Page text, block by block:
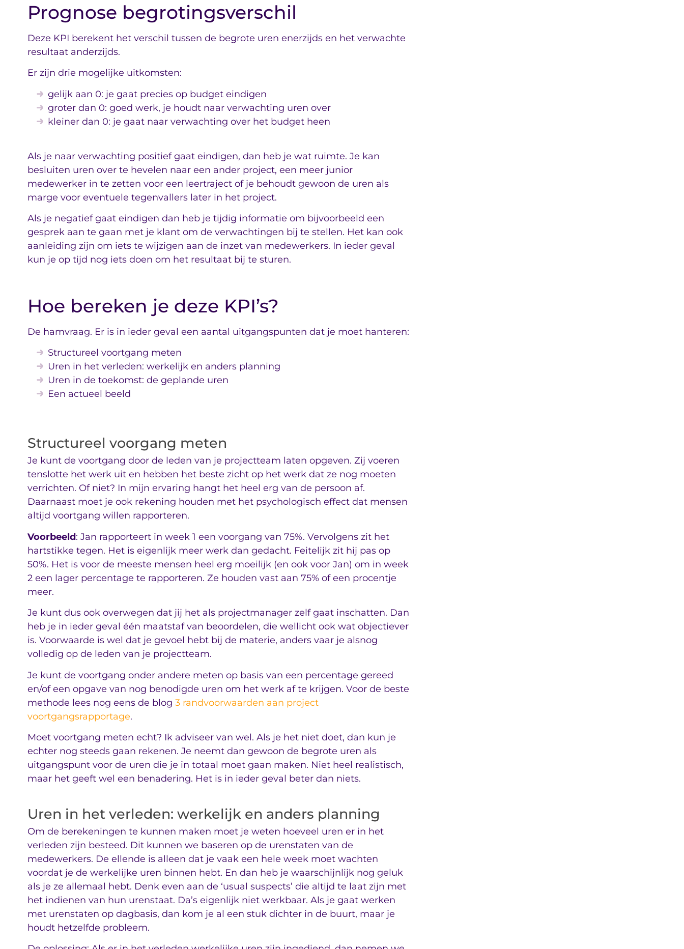
Prognose begrotingsverschil
Deze KPI berekent het verschil tussen de begrote uren enerzijds en het verwachte
resultaat anderzijds.
Er zijn drie mogelijke uitkomsten:
gelijk aan 0: je gaat precies op budget eindigen
groter dan 0: goed werk, je houdt naar verwachting uren over
kleiner dan 0: je gaat naar verwachting over het budget heen
Als je naar verwachting positief gaat eindigen, dan heb je wat ruimte. Je kan
besluiten uren over te hevelen naar een ander project, een meer junior
medewerker in te zetten voor een leertraject of je behoudt gewoon de uren als
marge voor eventuele tegenvallers later in het project.
Als je negatief gaat eindigen dan heb je tijdig informatie om bijvoorbeeld een
gesprek aan te gaan met je klant om de verwachtingen bij te stellen. Het kan ook
aanleiding zijn om iets te wijzigen aan de inzet van medewerkers. In ieder geval
kun je op tijd nog iets doen om het resultaat bij te sturen.
Hoe bereken je deze KPI’s?
De hamvraag. Er is in ieder geval een aantal uitgangspunten dat je moet hanteren:
Structureel voortgang meten
Uren in het verleden: werkelijk en anders planning
Uren in de toekomst: de geplande uren
Een actueel beeld
Structureel voorgang meten
Je kunt de voortgang door de leden van je projectteam laten opgeven. Zij voeren
tenslotte het werk uit en hebben het beste zicht op het werk dat ze nog moeten
verrichten. Of niet? In mijn ervaring hangt het heel erg van de persoon af.
Daarnaast moet je ook rekening houden met het psychologisch effect dat mensen
altijd voortgang willen rapporteren.
Voorbeeld: Jan rapporteert in week 1 een voorgang van 75%. Vervolgens zit het
hartstikke tegen. Het is eigenlijk meer werk dan gedacht. Feitelijk zit hij pas op
50%. Het is voor de meeste mensen heel erg moeilijk (en ook voor Jan) om in week
2 een lager percentage te rapporteren. Ze houden vast aan 75% of een procentje
meer.
Je kunt dus ook overwegen dat jij het als projectmanager zelf gaat inschatten. Dan
heb je in ieder geval één maatstaf van beoordelen, die wellicht ook wat objectiever
is. Voorwaarde is wel dat je gevoel hebt bij de materie, anders vaar je alsnog
volledig op de leden van je projectteam.
Je kunt de voortgang onder andere meten op basis van een percentage gereed
en/of een opgave van nog benodigde uren om het werk af te krijgen. Voor de beste
methode lees nog eens de blog 3 randvoorwaarden aan project
voortgangsrapportage.
Moet voortgang meten echt? Ik adviseer van wel. Als je het niet doet, dan kun je
echter nog steeds gaan rekenen. Je neemt dan gewoon de begrote uren als
uitgangspunt voor de uren die je in totaal moet gaan maken. Niet heel realistisch,
maar het geeft wel een benadering. Het is in ieder geval beter dan niets.
Uren in het verleden: werkelijk en anders planning
Om de berekeningen te kunnen maken moet je weten hoeveel uren er in het
verleden zijn besteed. Dit kunnen we baseren op de urenstaten van de
medewerkers. De ellende is alleen dat je vaak een hele week moet wachten
voordat je de werkelijke uren binnen hebt. En dan heb je waarschijnlijk nog geluk
als je ze allemaal hebt. Denk even aan de ‘usual suspects’ die altijd te laat zijn met
het indienen van hun urenstaat. Da’s eigenlijk niet werkbaar. Als je gaat werken
met urenstaten op dagbasis, dan kom je al een stuk dichter in de buurt, maar je
houdt hetzelfde probleem.